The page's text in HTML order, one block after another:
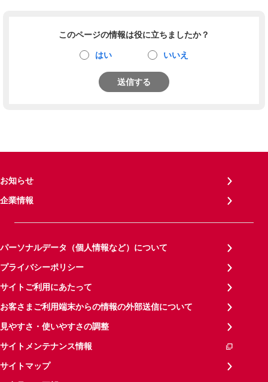
このページの情報は役に立ちましたか？
はい いいえ
送信する
お知らせ
企業情報
パーソナルデータ（個人情報など）について
プライバシーポリシー
サイトご利用にあたって
お客さまご利用端末からの情報の外部送信について
見やすさ・使いやすさの調整
サイトメンテナンス情報
サイトマップ